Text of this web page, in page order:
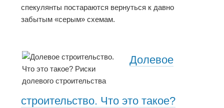
спекулянты постараются вернуться к давно
забытым «серым» схемам.
Долевое
строительство. Что это такое?